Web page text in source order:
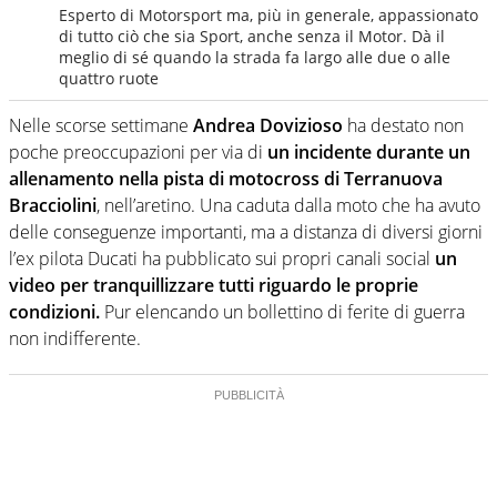
Esperto di Motorsport ma, più in generale, appassionato
di tutto ciò che sia Sport, anche senza il Motor. Dà il
meglio di sé quando la strada fa largo alle due o alle
quattro ruote
Nelle scorse settimane Andrea Dovizioso ha destato non
poche preoccupazioni per via di un incidente durante un
allenamento nella pista di motocross di Terranuova
Bracciolini, nell’aretino. Una caduta dalla moto che ha avuto
delle conseguenze importanti, ma a distanza di diversi giorni
l’ex pilota Ducati ha pubblicato sui propri canali social un
video per tranquillizzare tutti riguardo le proprie
condizioni. Pur elencando un bollettino di ferite di guerra
non indifferente.